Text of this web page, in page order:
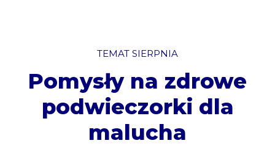
TEMAT SIERPNIA
Pomysły na zdrowe
podwieczorki dla
malucha